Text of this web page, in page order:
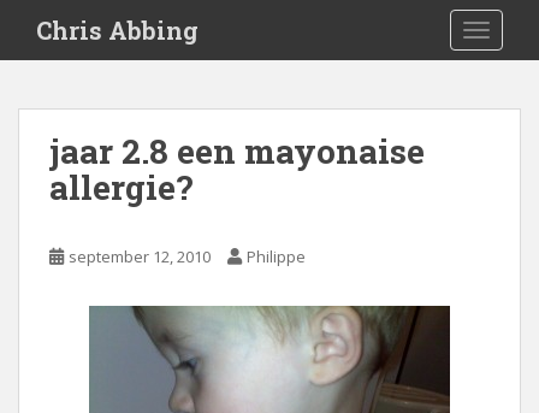
i
Chris Abbing
jaar 2.8 een mayonaise
allergie?
september 12, 2010 Philippe